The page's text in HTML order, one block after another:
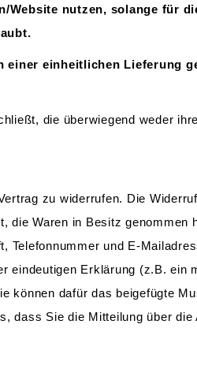
nutzen, solange für
einer einheitlichen Lieferung
die überwiegend weder
zu widerrufen. Die
die Waren in Besitz genommen
und E-
eindeutigen Erklärung (z.B. ein
können dafür das beigefügte
dass Sie die Mitteilung über